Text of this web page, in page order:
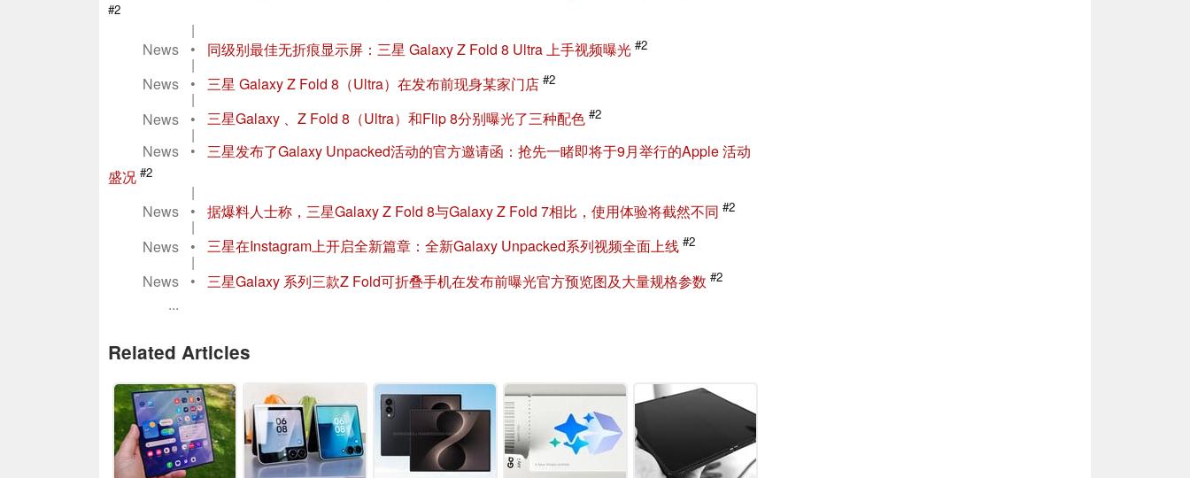
#2
|
News
• 同级别最佳无折痕显示屏：三星 Galaxy Z Fold 8 Ultra 上手视频曝光 #2
|
News
• 三星 Galaxy Z Fold 8（Ultra）在发布前现身某家门店 #2
|
News
• 三星Galaxy 、Z Fold 8（Ultra）和Flip 8分别曝光了三种配色 #2
|
News
•
三星发布了Galaxy Unpacked活动的官方邀请函：抢先一睹即将于9月举行的Apple 活动
盛况 #2
|
News
• 据爆料人士称，三星Galaxy Z Fold 8与Galaxy Z Fold 7相比，使用体验将截然不同 #2
|
News
• 三星在Instagram上开启全新篇章：全新Galaxy Unpacked系列视频全面上线 #2
|
News
• 三星Galaxy 系列三款Z Fold可折叠手机在发布前曝光官方预览图及大量规格参数 #2
...
Related Articles